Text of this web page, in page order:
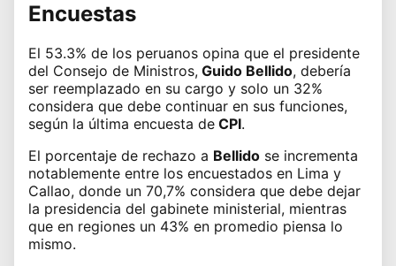
Encuestas
El 53.3% de los peruanos opina que el presidente
del Consejo de Ministros, Guido Bellido, debería
ser reemplazado en su cargo y solo un 32%
considera que debe continuar en sus funciones,
según la última encuesta de CPI.
El porcentaje de rechazo a Bellido se incrementa
notablemente entre los encuestados en Lima y
Callao, donde un 70,7% considera que debe dejar
la presidencia del gabinete ministerial, mientras
que en regiones un 43% en promedio piensa lo
mismo.